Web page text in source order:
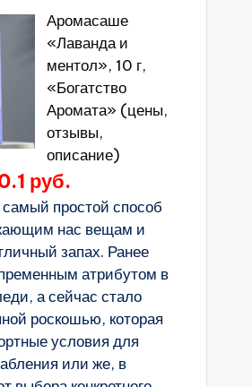
Аромасаше
«Лаванда и
ментол», 10 г,
«Богатство
Аромата» (цены,
отзывы,
описание)
руб.
простой способ
нас вещам и
запах. Ранее
атрибутом в
а сейчас стало
роскошью, которая
условия для
или же, в